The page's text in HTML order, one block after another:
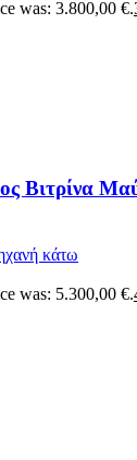
was: 3.800,00 €.
Βιτρίνα
κάτω
was: 5.300,00 €.